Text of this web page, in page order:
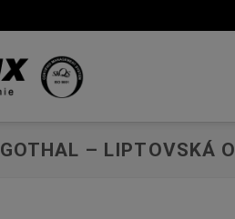
GOTHAL – LIPTOVSKÁ